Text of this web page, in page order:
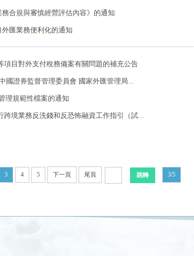
合規與審慎經營評估內容》的通知
匯業務便利化的通知
項目對外支付稅務備案有關問題的補充公告
國證券監督管理委員會 國家外匯管理局...
理規範性檔案的通知
境業務反洗錢和反恐怖融資工作指引（試...
3 4 5 下一頁 尾頁 3/5